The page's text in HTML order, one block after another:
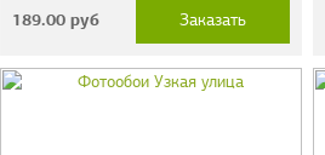
189.00руб Заказать